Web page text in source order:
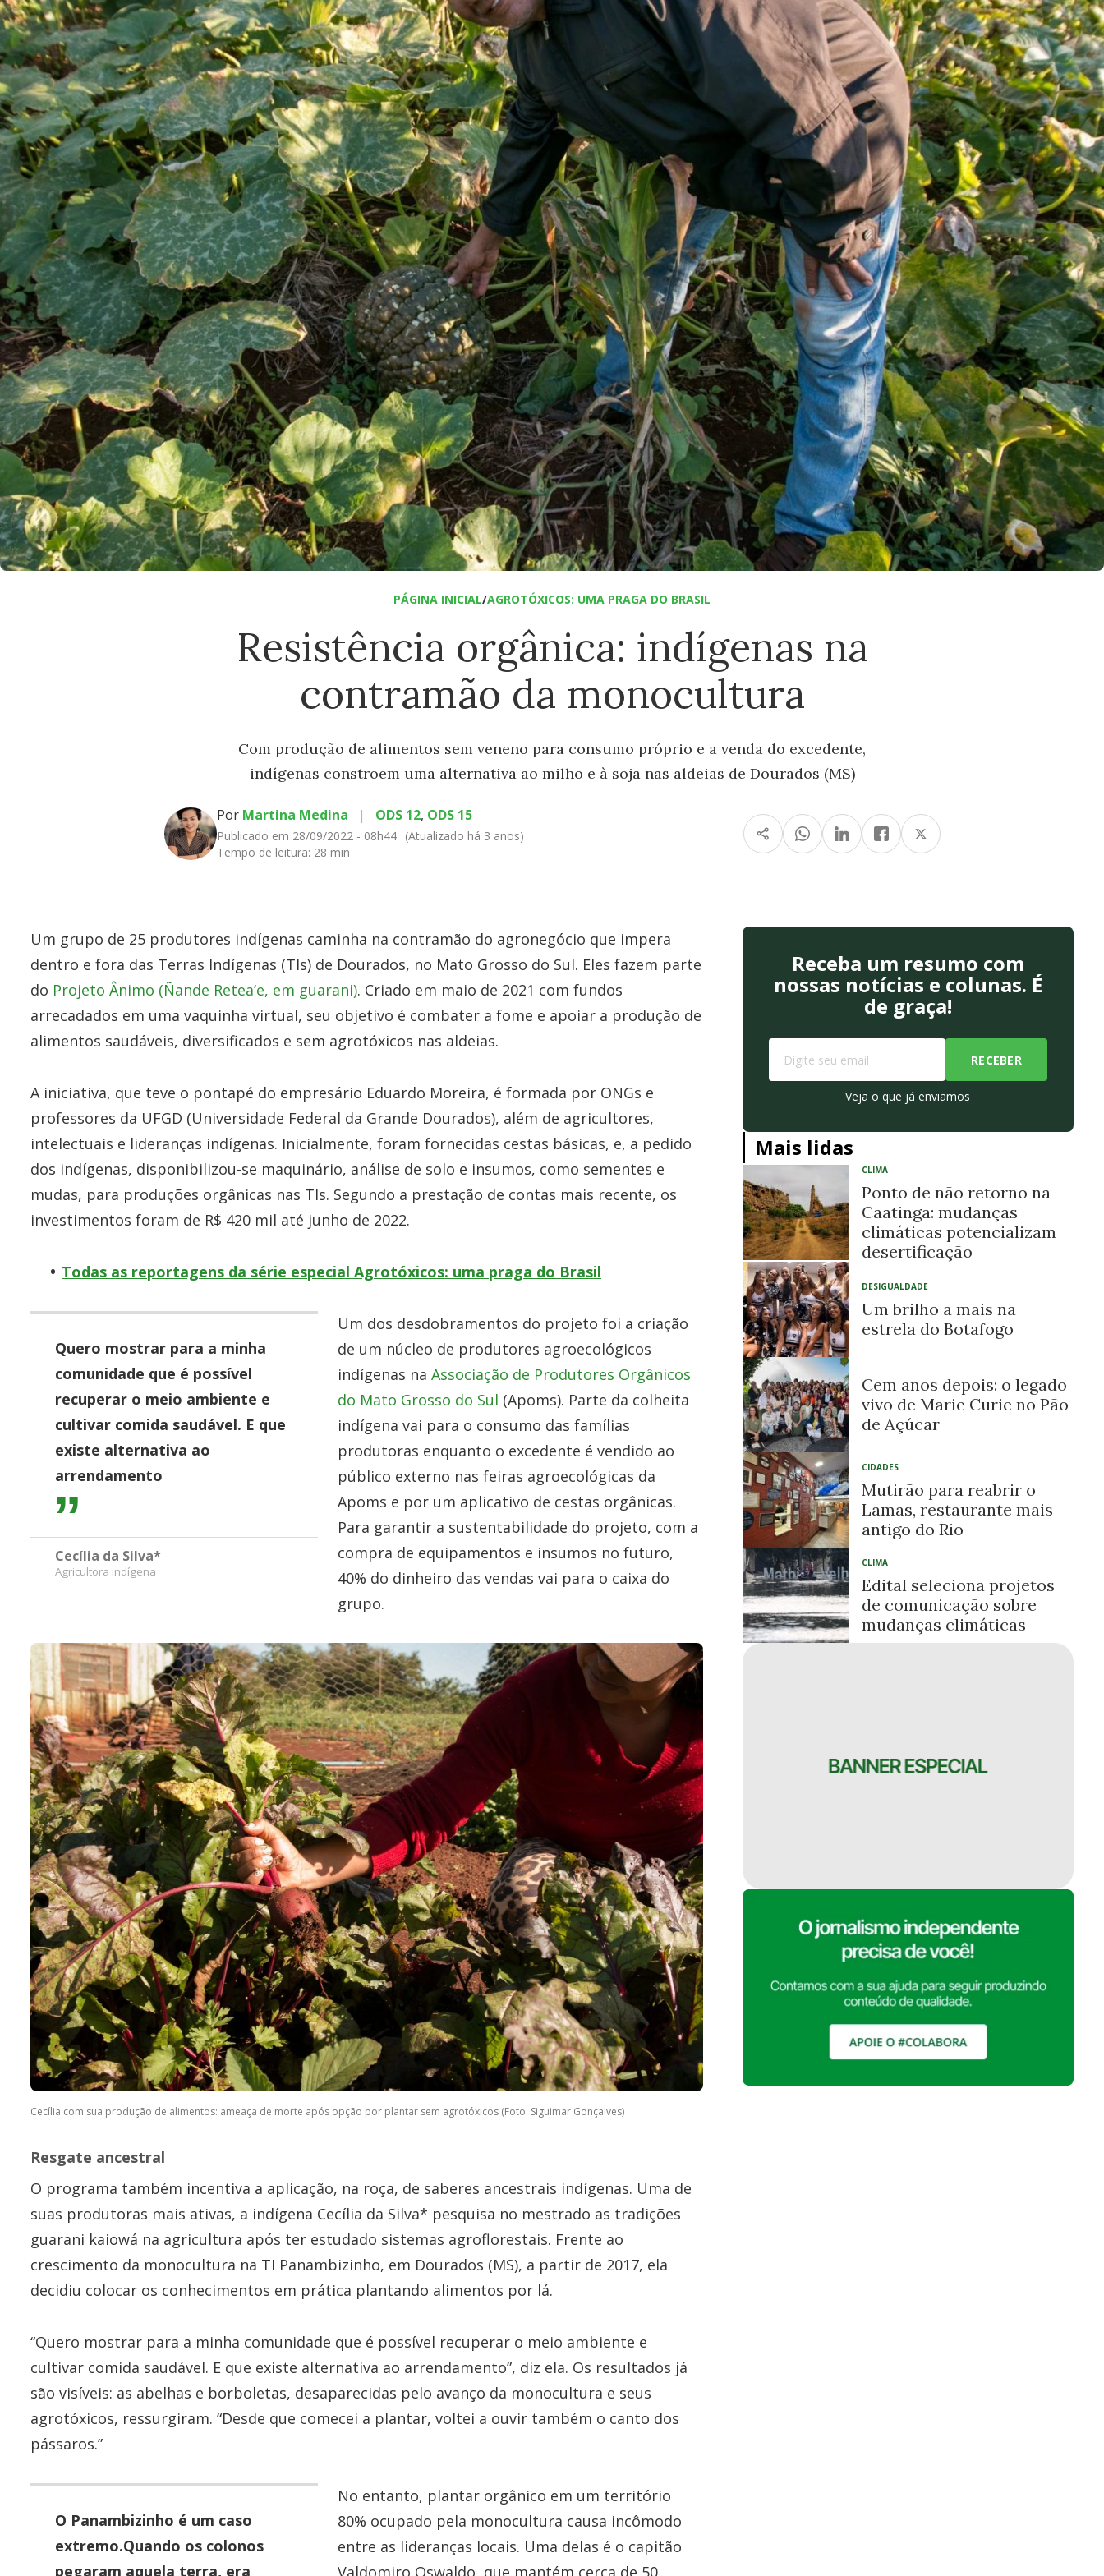
PÁGINA INICIAL/AGROTÓXICOS: UMA PRAGA DO BRASIL
Resistência orgânica: indígenas na
contramão da monocultura
Com produção de alimentos sem veneno para consumo próprio e a venda do excedente,
indígenas constroem uma alternativa ao milho e à soja nas aldeias de Dourados (MS)
Por Martina Medina | ODS 12, ODS 15
Publicado em 28/09/2022 - 08h44 (Atualizado há 3 anos)
Tempo de leitura: 28 min
Um grupo de 25 produtores indígenas caminha na contramão do agronegócio que impera
dentro e fora das Terras Indígenas (TIs) de Dourados, no Mato Grosso do Sul. Eles fazem parte
do Projeto Ânimo (Ñande Retea’e, em guarani). Criado em maio de 2021 com fundos
arrecadados em uma vaquinha virtual, seu objetivo é combater a fome e apoiar a produção de
alimentos saudáveis, diversificados e sem agrotóxicos nas aldeias.
A iniciativa, que teve o pontapé do empresário Eduardo Moreira, é formada por ONGs e
professores da UFGD (Universidade Federal da Grande Dourados), além de agricultores,
intelectuais e lideranças indígenas. Inicialmente, foram fornecidas cestas básicas, e, a pedido
dos indígenas, disponibilizou-se maquinário, análise de solo e insumos, como sementes e
mudas, para produções orgânicas nas TIs. Segundo a prestação de contas mais recente, os
investimentos foram de R$ 420 mil até junho de 2022.
Todas as reportagens da série especial Agrotóxicos: uma praga do Brasil
Quero mostrar para a minha
comunidade que é possível
recuperar o meio ambiente e
cultivar comida saudável. E que
existe alternativa ao
arrendamento
Cecília da Silva*
Agricultora indígena
Um dos desdobramentos do projeto foi a criação
de um núcleo de produtores agroecológicos
indígenas na Associação de Produtores Orgânicos
do Mato Grosso do Sul (Apoms). Parte da colheita
indígena vai para o consumo das famílias
produtoras enquanto o excedente é vendido ao
público externo nas feiras agroecológicas da
Apoms e por um aplicativo de cestas orgânicas.
Para garantir a sustentabilidade do projeto, com a
compra de equipamentos e insumos no futuro,
40% do dinheiro das vendas vai para o caixa do
grupo.
Cecília com sua produção de alimentos: ameaça de morte após opção por plantar sem agrotóxicos (Foto: Siguimar Gonçalves)
Resgate ancestral
O programa também incentiva a aplicação, na roça, de saberes ancestrais indígenas. Uma de
suas produtoras mais ativas, a indígena Cecília da Silva* pesquisa no mestrado as tradições
guarani kaiowá na agricultura após ter estudado sistemas agroflorestais. Frente ao
crescimento da monocultura na TI Panambizinho, em Dourados (MS), a partir de 2017, ela
decidiu colocar os conhecimentos em prática plantando alimentos por lá.
“Quero mostrar para a minha comunidade que é possível recuperar o meio ambiente e
cultivar comida saudável. E que existe alternativa ao arrendamento”, diz ela. Os resultados já
são visíveis: as abelhas e borboletas, desaparecidas pelo avanço da monocultura e seus
agrotóxicos, ressurgiram. “Desde que comecei a plantar, voltei a ouvir também o canto dos
pássaros.”
O Panambizinho é um caso
extremo.Quando os colonos
pegaram aquela terra, era
No entanto, plantar orgânico em um território
80% ocupado pela monocultura causa incômodo
entre as lideranças locais. Uma delas é o capitão
Valdomiro Oswaldo, que mantém cerca de 50
Receba um resumo com
nossas notícias e colunas. É
de graça!
Veja o que já enviamos
Mais lidas
CLIMA
Ponto de não retorno na
Caatinga: mudanças
climáticas potencializam
desertificação
DESIGUALDADE
Um brilho a mais na
estrela do Botafogo
Cem anos depois: o legado
vivo de Marie Curie no Pão
de Açúcar
CIDADES
Mutirão para reabrir o
Lamas, restaurante mais
antigo do Rio
CLIMA
Edital seleciona projetos
de comunicação sobre
mudanças climáticas